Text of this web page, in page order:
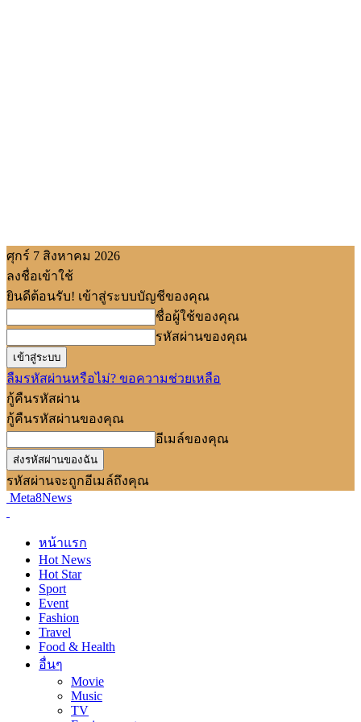
ศุกร์ 7 สิงหาคม 2026
ลงชื่อเข้าใช้
ยินดีต้อนรับ! เข้าสู่ระบบบัญชีของคุณ
ชื่อผู้ใช้ของคุณ
รหัสผ่านของคุณ
ลืมรหัสผ่านหรือไม่? ขอความช่วยเหลือ
กู้คืนรหัสผ่าน
กู้คืนรหัสผ่านของคุณ
อีเมล์ของคุณ
รหัสผ่านจะถูกอีเมล์ถึงคุณ
Meta8News
หน้าแรก
Hot News
Hot Star
Sport
Event
Fashion
Travel
Food & Health
อื่นๆ
Movie
Music
TV